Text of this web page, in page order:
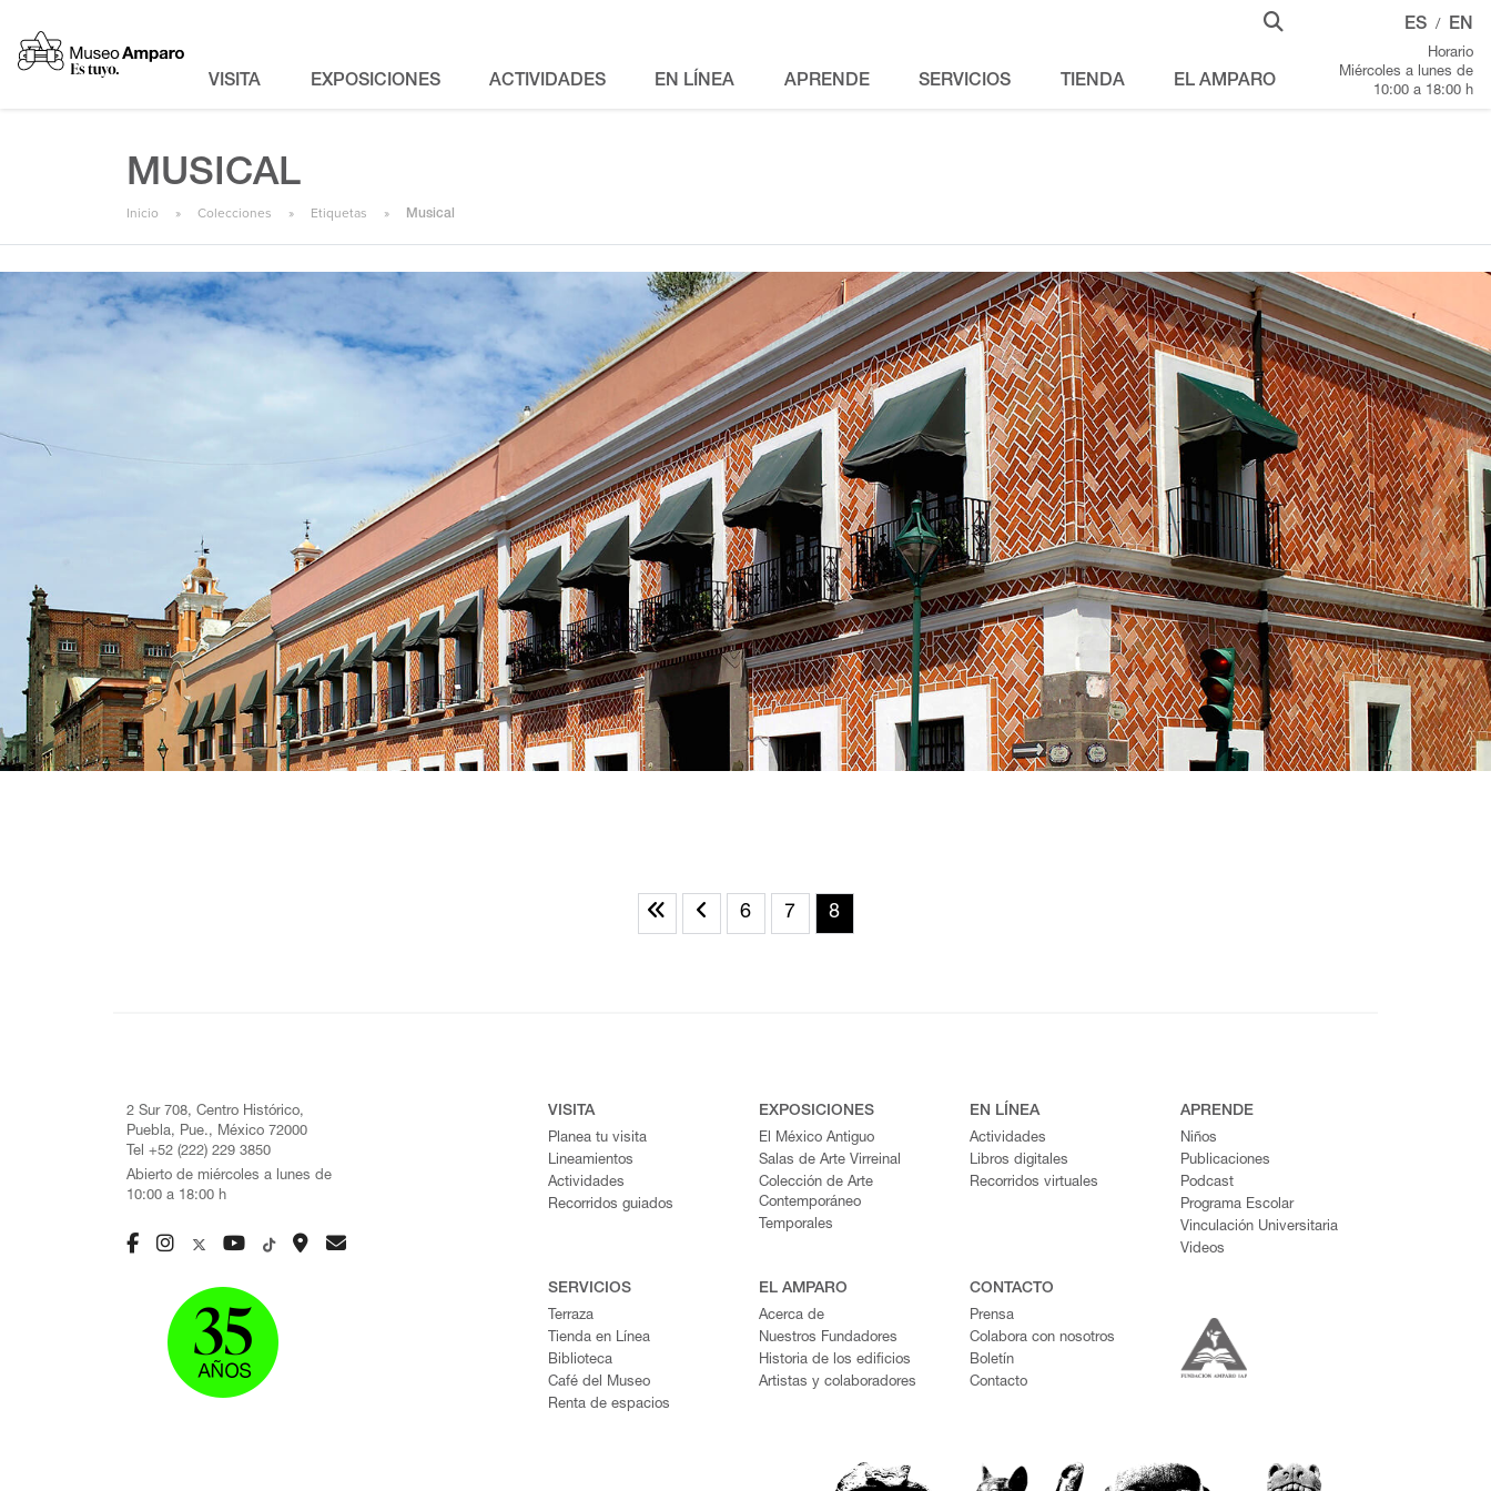
VISITA EXPOSICIONES ACTIVIDADES EN LÍNEA APRENDE SERVICIOS TIENDA EL AMPARO
ES / EN
Horario
Miércoles a lunes de
10:00 a 18:00 h
MUSICAL
Inicio Colecciones Etiquetas Musical
6 7 8
2 Sur 708, Centro Histórico,
Puebla, Pue., México 72000
Tel +52 (222) 229 3850
Abierto de miércoles a lunes de
10:00 a 18:00 h
VISITA
Planea tu visita
Lineamientos
Actividades
Recorridos guiados
EXPOSICIONES
El México Antiguo
Salas de Arte Virreinal
Colección de Arte
Contemporáneo
Temporales
EN LÍNEA
Actividades
Libros digitales
Recorridos virtuales
APRENDE
Niños
Publicaciones
Podcast
Programa Escolar
Vinculación Universitaria
Videos
SERVICIOS
Terraza
Tienda en Línea
Biblioteca
Café del Museo
Renta de espacios
EL AMPARO
Acerca de
Nuestros Fundadores
Historia de los edificios
Artistas y colaboradores
CONTACTO
Prensa
Colabora con nosotros
Boletín
Contacto